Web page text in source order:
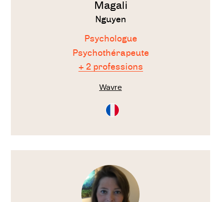
Magali
Nguyen
Psychologue
Psychothérapeute
+ 2 professions
Wavre
Consultation
en
Voir